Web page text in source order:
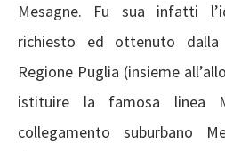
Mesagne. Fu sua infatti
richiesto ed ottenuto
Regione Puglia (insieme
istituire la famosa linea
collegamento suburbano